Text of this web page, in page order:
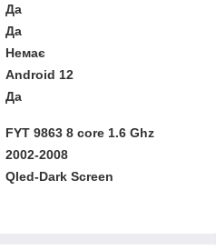
Да
Да
Немає
Android 12
Да
FYT 9863 8 core 1.6 Ghz
2002-2008
Qled-Dark Screen